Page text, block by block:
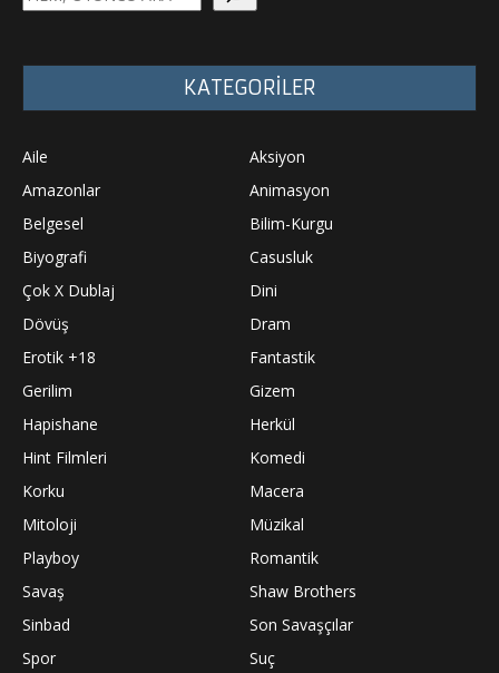
KATEGORİLER
Aile
Aksiyon
Amazonlar
Animasyon
Belgesel
Bilim-Kurgu
Biyografi
Casusluk
Çok X Dublaj
Dini
Dövüş
Dram
Erotik +18
Fantastik
Gerilim
Gizem
Hapishane
Herkül
Hint Filmleri
Komedi
Korku
Macera
Mitoloji
Müzikal
Playboy
Romantik
Savaş
Shaw Brothers
Sinbad
Son Savaşçılar
Spor
Suç